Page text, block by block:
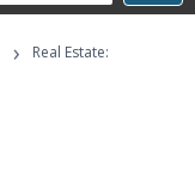
›
Real Estate: